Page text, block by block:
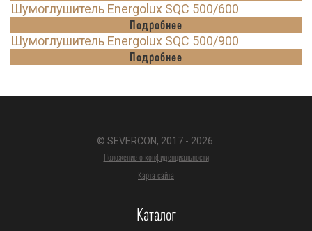
Шумоглушитель Energolux SQC 500/600
Подробнее
Шумоглушитель Energolux SQC 500/900
Подробнее
© SEVERCON, 2017 - 2026.
Положение о конфиденциальности
Карта сайта
Каталог